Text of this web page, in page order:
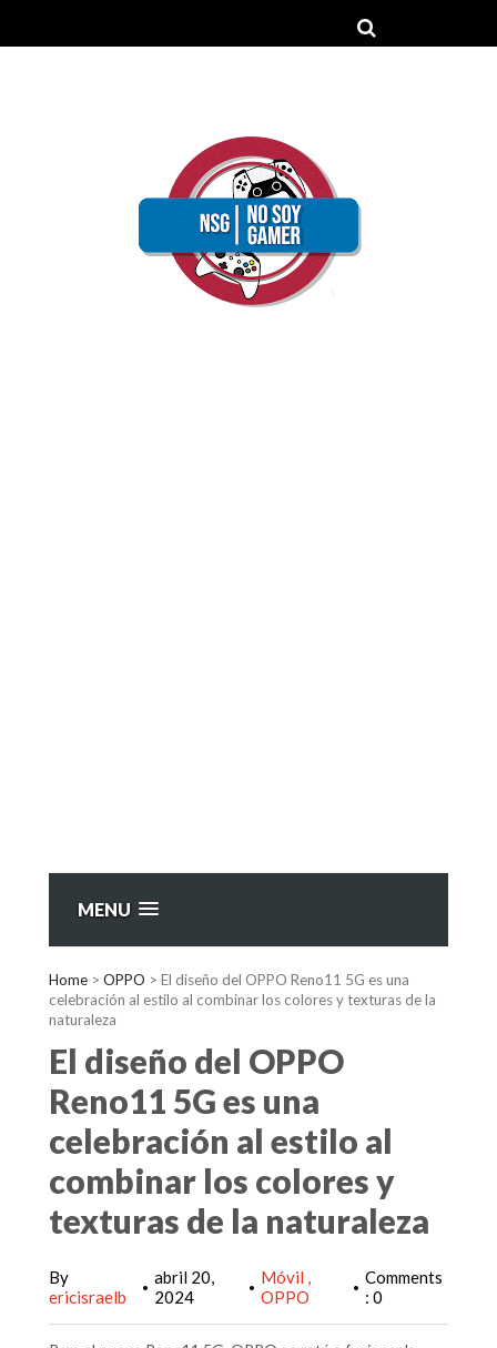
MENU
Home > OPPO > El diseño del OPPO Reno11 5G es una
celebración al estilo al combinar los colores y texturas de la
naturaleza
El diseño del OPPO
Reno11 5G es una
celebración al estilo al
combinar los colores y
texturas de la naturaleza
By
ericisraelb
• abril 20,
2024
• Móvil
OPPO
• Comments
: 0